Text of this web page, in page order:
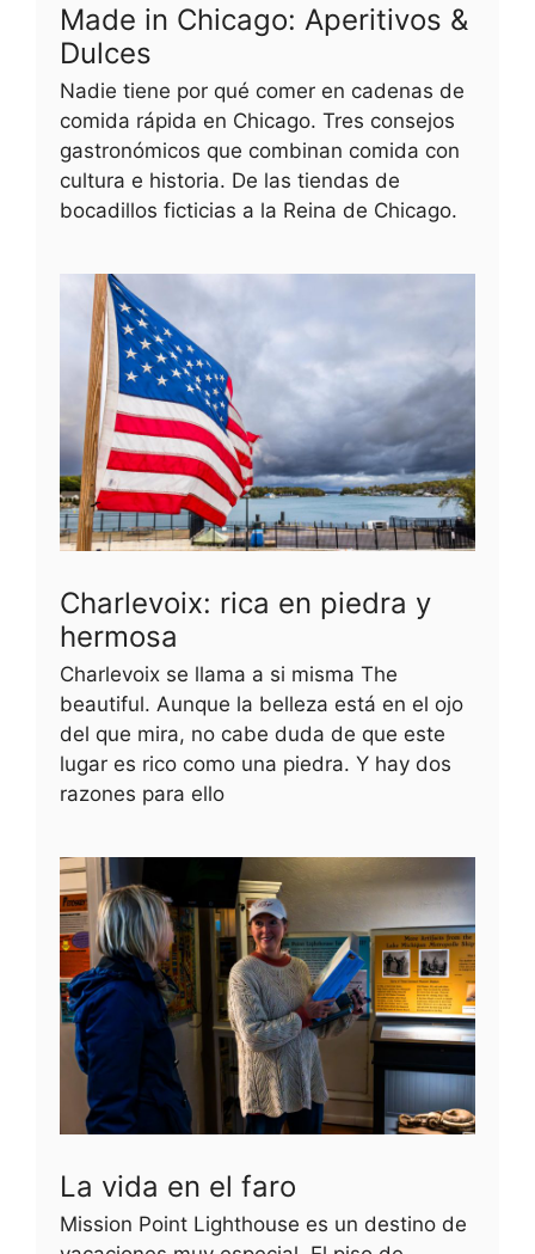
Made in Chicago: Aperitivos &
Dulces
Nadie tiene por qué comer en cadenas de
comida rápida en Chicago. Tres consejos
gastronómicos que combinan comida con
cultura e historia. De las tiendas de
bocadillos ficticias a la Reina de Chicago.
Charlevoix: rica en piedra y
hermosa
Charlevoix se llama a si misma The
beautiful. Aunque la belleza está en el ojo
del que mira, no cabe duda de que este
lugar es rico como una piedra. Y hay dos
razones para ello
La vida en el faro
Mission Point Lighthouse es un destino de